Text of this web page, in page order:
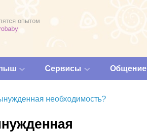
опытом
Сервисы Общение
необходимость?